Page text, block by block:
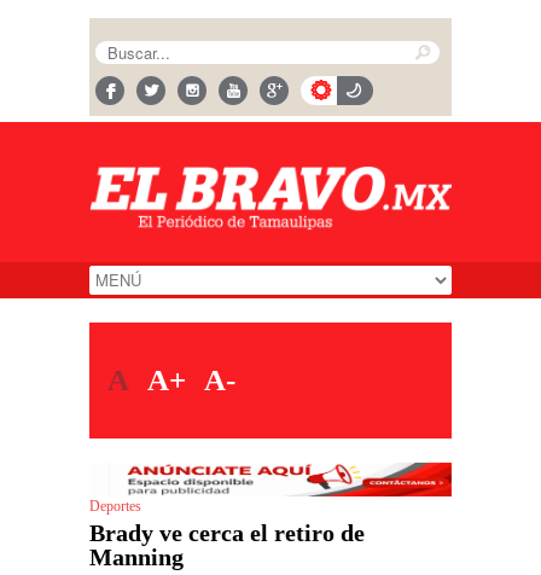
A A+ A-
Deportes
Brady ve cerca el retiro de
Manning